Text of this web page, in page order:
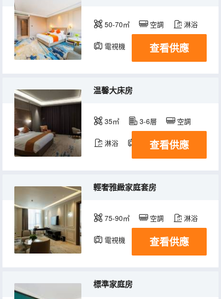
50-70㎡ 空調 淋浴
電視機 查看供應
温馨大床房
35㎡ 3-6層 空調
淋浴 電視機
查看供應
輕奢雅緻家庭套房
75-90㎡ 空調 淋浴
電視機 查看供應
標準家庭房